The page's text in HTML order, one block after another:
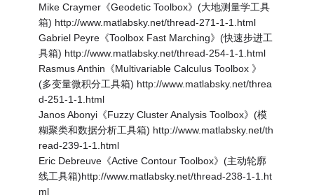
Mike Craymer《Geodetic Toolbox》(大地测量学工具
箱) http://www.matlabsky.net/thread-271-1-1.html
Gabriel Peyre《Toolbox Fast Marching》(快速步进工
具箱) http://www.matlabsky.net/thread-254-1-1.html
Rasmus Anthin《Multivariable Calculus Toolbox 》
(多变量微积分工具箱) http://www.matlabsky.net/threa
d-251-1-1.html
Janos Abonyi《Fuzzy Cluster Analysis Toolbox》(模
糊聚类和数据分析工具箱) http://www.matlabsky.net/th
read-239-1-1.html
Eric Debreuve《Active Contour Toolbox》(主动轮廓
线工具箱)http://www.matlabsky.net/thread-238-1-1.ht
ml